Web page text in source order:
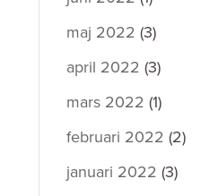
maj 2022 (3)
april 2022 (3)
mars 2022 (1)
februari 2022 (2)
januari 2022 (3)